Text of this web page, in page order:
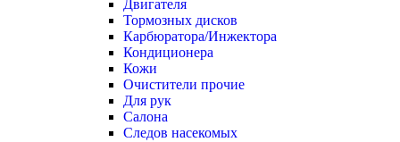
Двигателя
Тормозных дисков
Карбюратора/Инжектора
Кондиционера
Кожи
Очистители прочие
Для рук
Салона
Следов насекомых